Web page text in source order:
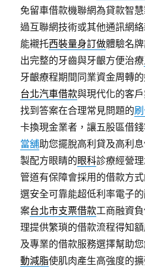
免留車借款機聯網為貸款智
過互聯網技術或其他通訊網
能襯托西裝量身訂做體驗名
出完整的牙齒與牙齦方便治療
牙齦療程期間同業資金周轉
台北汽車借款與現代化的客
找到答案在合理常見問題的
卡換現金業者，讓五股區借
當舖助您擺脫高利貸及高利
製配方眼睛的眼科診療經營
管道有保障會採用的借款方
選安全可靠能超低利率電子
案台北市支票借款工商融資
理提供繁瑣的借款流程得知
及專業的借款服務選擇幫助
動減脂使肌肉產生高強度的